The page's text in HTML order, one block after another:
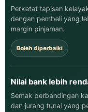
Perketat tapisan
dengan pembeli yang
margin pinjaman.
Boleh diperbaiki
Nilai bank lebih
Semak perbandingan
dan jurang tunai yang